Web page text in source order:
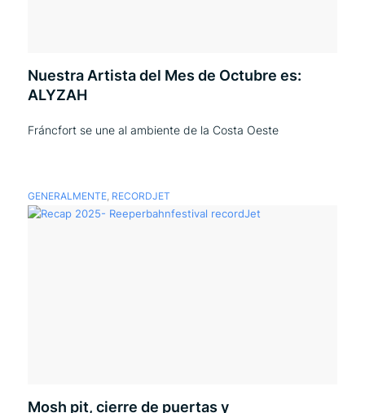
Nuestra Artista del Mes de Octubre es:
ALYZAH
Fráncfort se une al ambiente de la Costa Oeste
GENERALMENTE, RECORDJET
Mosh pit, cierre de puertas y